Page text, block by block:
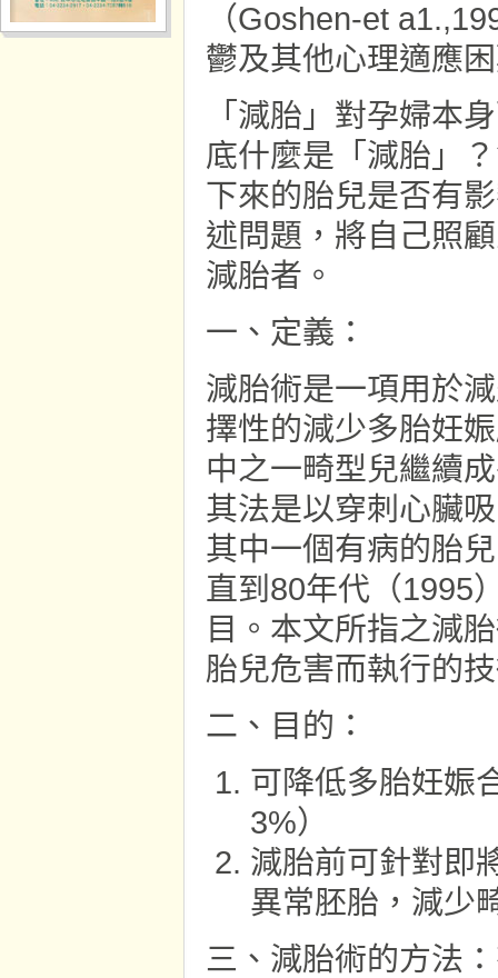
（Goshen-et
鬱及其他心理適應
「減胎」對孕婦本
底什麼是「減胎」
下來的胎兒是否有
述問題，將自己照
減胎者。
一、定義：
減胎術是一項用於
擇性的減少多胎妊
中之一畸型兒繼續
其法是以穿刺心臟
其中一個有病的胎
直到80年代（1995
目。本文所指之減
胎兒危害而執行的
二、目的：
可降低多胎妊娠
3%）
減胎前可針對即
異常胚胎，減少
三、減胎術的方法